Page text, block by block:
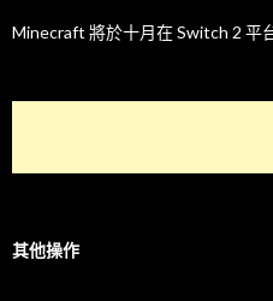
Minecraft 將於十月在 Switch 2 平
其他操作